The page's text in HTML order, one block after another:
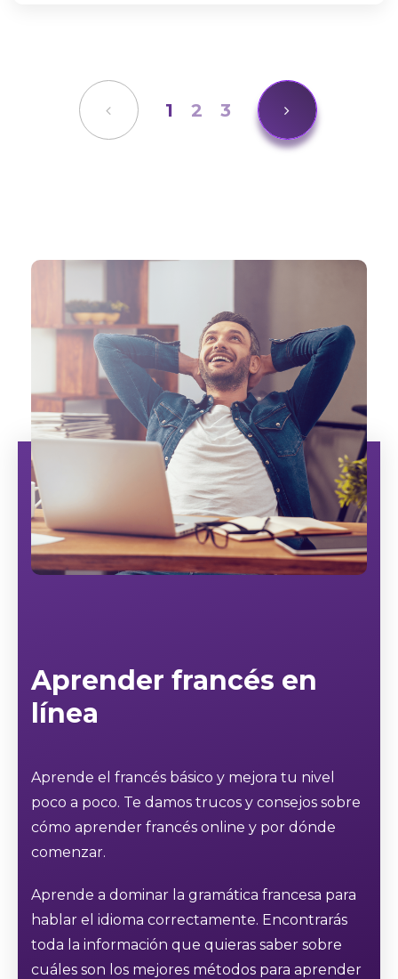
1 2 3
Aprender francés en
línea
Aprende el francés básico y mejora tu nivel
poco a poco. Te damos trucos y consejos sobre
cómo aprender francés online y por dónde
comenzar.
Aprende a dominar la gramática francesa para
hablar el idioma correctamente. Encontrarás
toda la información que quieras saber sobre
cuáles son los mejores métodos para aprender